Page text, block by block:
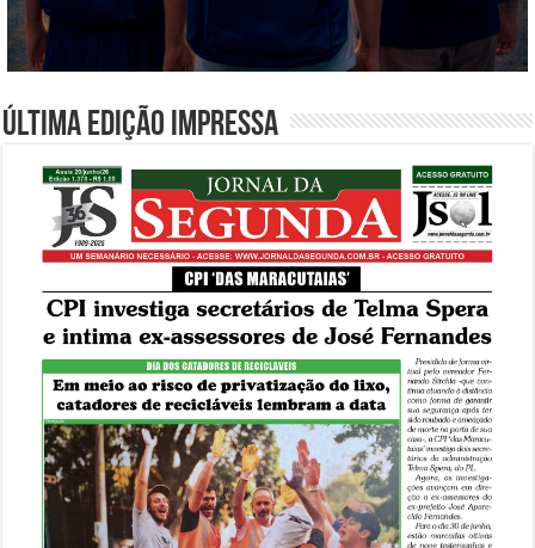
Última edição impressa